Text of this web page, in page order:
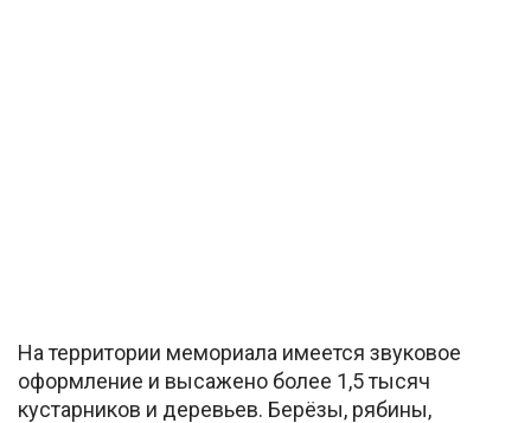
На территории мемориала имеется звуковое
оформление и высажено более 1,5 тысяч
кустарников и деревьев. Берёзы, рябины,